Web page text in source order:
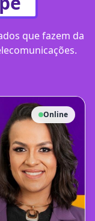
que fazem da
Online